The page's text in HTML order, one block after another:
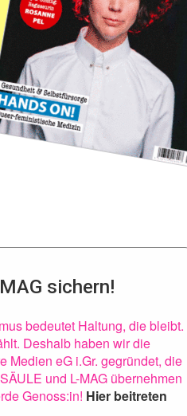
sichern!
bedeutet Haltung, die bleibt.
Deshalb haben wir die
Medien eG i.Gr. gegründet, die
und L-MAG übernehmen
Genoss:in! Hier beitreten